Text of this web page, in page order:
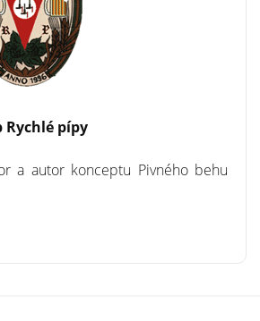
Rychlé pípy
a autor konceptu Pivného behu